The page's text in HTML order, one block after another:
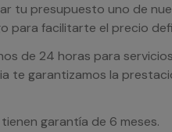
tu presupuesto uno de
para facilitarte el precio
de 24 horas para
te garantizamos la
garantía de 6 meses.